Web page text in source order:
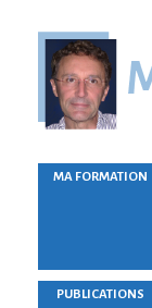
MA FORMATION
PUBLICATIONS